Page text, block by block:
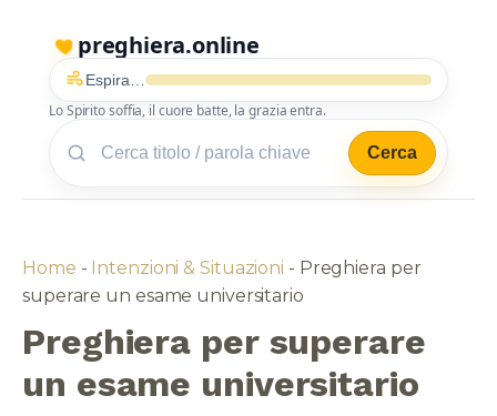
preghiera.online
Espira…
Lo Spirito soffia, il cuore batte, la grazia entra.
Cerca
Home - Intenzioni & Situazioni - Preghiera per
superare un esame universitario
Preghiera per superare
un esame universitario